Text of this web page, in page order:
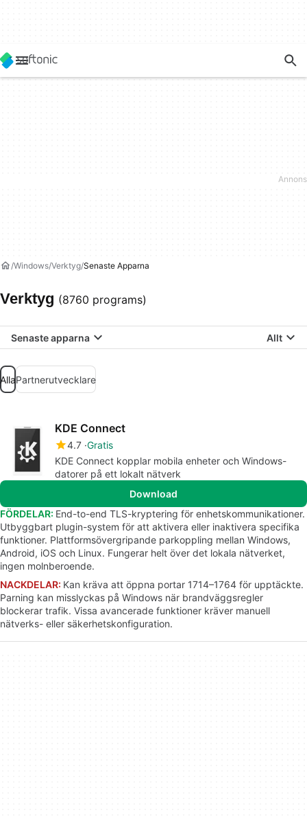
Windows Verktyg Senaste Apparna
Verktyg (8760 programs)
Senaste apparna Allt
AllaPartnerutvecklare
KDE Connect
4.7 Gratis
KDE Connect kopplar mobila enheter och Windows-
datorer på ett lokalt nätverk
Download
FÖRDELAR: End-to-end TLS-kryptering för enhetskommunikationer.
Utbyggbart plugin-system för att aktivera eller inaktivera specifika
funktioner. Plattformsövergripande parkoppling mellan Windows,
Android, iOS och Linux. Fungerar helt över det lokala nätverket,
ingen molnberoende.
NACKDELAR: Kan kräva att öppna portar 1714–1764 för upptäckte.
Parning kan misslyckas på Windows när brandväggsregler
blockerar trafik. Vissa avancerade funktioner kräver manuell
nätverks- eller säkerhetskonfiguration.